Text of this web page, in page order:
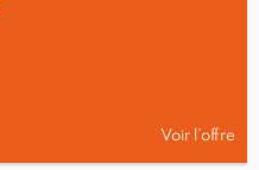
Voir l’offre